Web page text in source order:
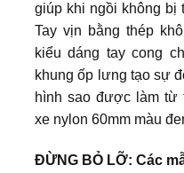
giúp khi ngồi không bị
Tay vịn bằng thép
kiểu dáng tay cong
khung ốp lưng tạo sự
hình sao được làm từ
xe nylon 60mm màu
ĐỪNG BỎ LỠ: Các